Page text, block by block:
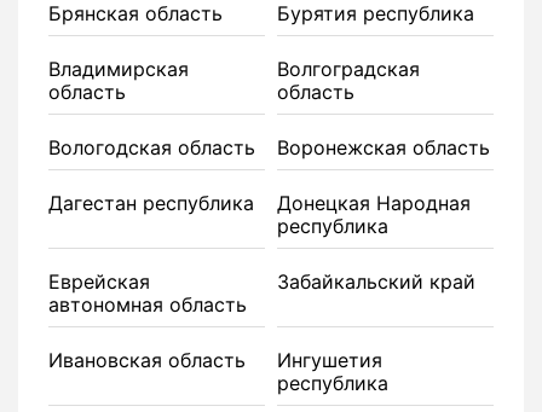
Брянская область Бурятия республика
Владимирская
область
Волгоградская
область
Вологодская область Воронежская область
Дагестан республика
Донецкая Народная
республика
Еврейская
автономная область
Забайкальский край
Ивановская область
Ингушетия
республика